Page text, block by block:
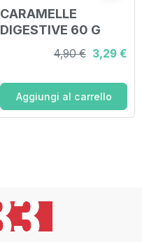
CARAMELLE
DIGESTIVE 60 G
FORMULAZIONE
4,90 € 3,29 €
Aggiungi al carrello